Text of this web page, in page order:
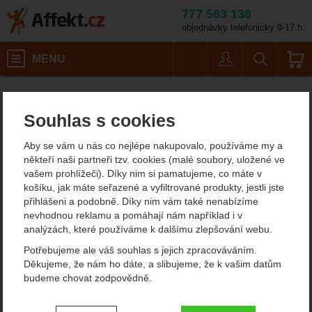
Souhlas s cookies
Aby se vám u nás co nejlépe nakupovalo, používáme my a
někteří naši partneři tzv. cookies (malé soubory, uložené ve
vašem prohlížeči). Díky nim si pamatujeme, co máte v
košíku, jak máte seřazené a vyfiltrované produkty, jestli jste
přihlášeni a podobně. Díky nim vám také nenabízíme
nevhodnou reklamu a pomáhají nám například i v
analýzách, které používáme k dalšímu zlepšování webu.
Potřebujeme ale váš souhlas s jejich zpracováváním.
Děkujeme, že nám ho dáte, a slibujeme, že k vašim datům
budeme chovat zodpovědně.
Nastavení souhlasů s kategoriemi
777 563 138
objednávky telefonicky 9-17 h.
MENU
Mountain Equipment Vega
Mens Jacket
Fotografie